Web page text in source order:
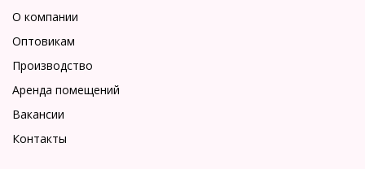
О компании
Оптовикам
Производство
Аренда помещений
Вакансии
Контакты